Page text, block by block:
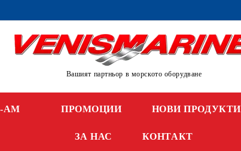
Вашият партньор в морското оборудване
AM ПРОМОЦИИ НОВИ ПРОДУКТИ
ЗА НАС КОНТАКТ